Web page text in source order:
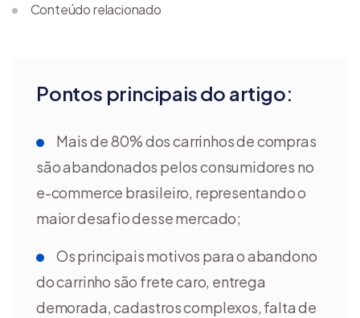
Pontos principais do artigo:
Mais de 80% dos carrinhos de compras
são abandonados pelos consumidores no
e-commerce brasileiro, representando o
maior desafio desse mercado;
Os principais motivos para o abandono
do carrinho são frete caro, entrega
demorada, cadastros complexos, falta de
Conteúdo relacionado